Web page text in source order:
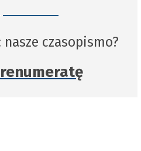
czasopismo?